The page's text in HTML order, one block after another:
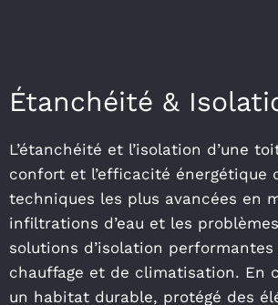
Étanchéité &
L’étanchéité et l’isolation d’une
confort et l’efficacité énergétique
techniques les plus avancées en
infiltrations d’eau et les
solutions d’isolation
chauffage et de climatisation. En
un habitat durable, protégé des